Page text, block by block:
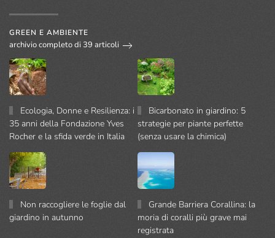
GREEN E AMBIENTE
archivio completo di 39 articoli
Ecologia, Donne e Resilienza: i
35 anni della Fondazione Yves
Rocher e la sfida verde in Italia
Bicarbonato in giardino: 5
strategie per piante perfette
(senza usare la chimica)
Non raccogliere le foglie dal
giardino in autunno
Grande Barriera Corallina: la
moria di coralli più grave mai
registrata